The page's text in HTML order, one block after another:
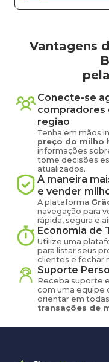
Vantagens
pela
Conecte-se
compradores
região
Tenha em mãos
preço do milho
informações
tome decisões
atualizados.
A maneira
e vender
A plataforma
navegação para
rápida, segura e
Economia de
Utilize uma
para listar seus
clientes e fechar
Suporte
Receba suporte
com uma equipe
orientar em
transações de